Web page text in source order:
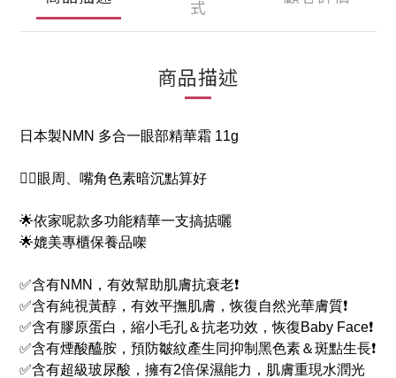
式
商品描述
日本製NMN 多合一眼部精華霜 11g
😮‍💨眼周、嘴角色素暗沉點算好
🌟依家呢款多功能精華一支搞掂曬
🌟媲美專櫃保養品㗎
✅含有NMN，有效幫助肌膚抗衰老❗
✅含有純視黃醇，有效平撫肌膚，恢復自然光華膚質❗
✅含有膠原蛋白，縮小毛孔＆抗老功效，恢復Baby Face❗
✅含有煙酸醯胺，預防皺紋產生同抑制黑色素＆斑點生長❗
✅含有超級玻尿酸，擁有2倍保濕能力，肌膚重現水潤光